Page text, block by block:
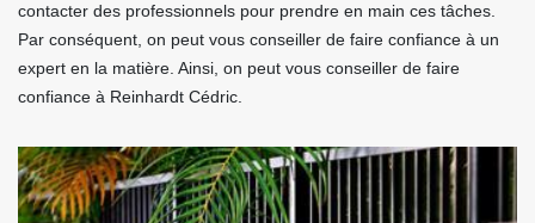
contacter des professionnels pour prendre en main ces tâches.
Par conséquent, on peut vous conseiller de faire confiance à un
expert en la matière. Ainsi, on peut vous conseiller de faire
confiance à Reinhardt Cédric.